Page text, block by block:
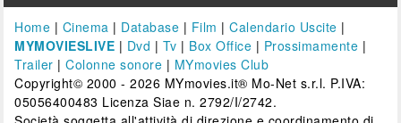
Home | Cinema | Database | Film |Calendario Uscite |
MYMOVIESLIVE | Dvd | Tv | Box Office | Prossimamente |
Trailer |Colonne sonore | MYmovies Club
Copyright© 2000 - 2026 MYmovies.it® Mo-Net s.r.l. P.IVA:
05056400483 Licenza Siae n. 2792/I/2742.